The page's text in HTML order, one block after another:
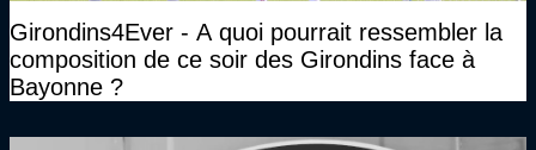
Girondins4Ever - A quoi pourrait ressembler la
composition de ce soir des Girondins face à
Bayonne ?